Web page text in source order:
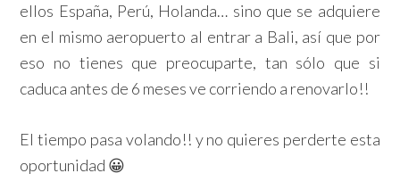
ellos España, Perú, Holanda… sino que se adquiere
en el mismo aeropuerto al entrar a Bali, así que por
eso no tienes que preocuparte, tan sólo que si
caduca antes de 6 meses ve corriendo a renovarlo!!
El tiempo pasa volando!! y no quieres perderte esta
oportunidad 😀